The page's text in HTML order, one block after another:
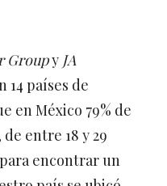
Groupy JA
países de
en México 79% de
entre 18 y 29
encontrar un